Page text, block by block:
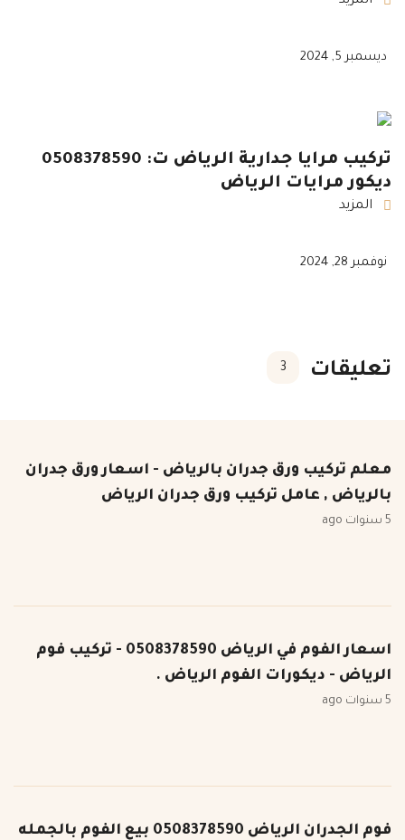
ديسمبر 5, 2024
تركيب مرايا جدارية الرياض ت: 0508378590
ديكور مرايات الرياض
المزيد
نوفمبر 28, 2024
تعليقات 3
معلم تركيب ورق جدران بالرياض - اسعار ورق جدران
بالرياض , عامل تركيب ورق جدران الرياض
5 سنوات ago
اسعار الفوم في الرياض 0508378590 - تركيب فوم
الرياض - ديكورات الفوم الرياض .
5 سنوات ago
فوم الجدران الرياض 0508378590 بيع الفوم بالجمله